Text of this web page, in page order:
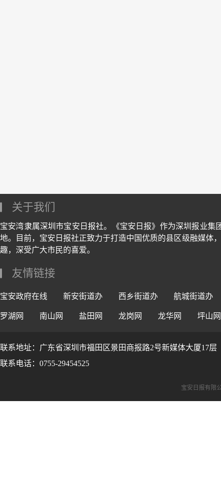
关于我们
宝安湾隶属深圳市宝安日报社。《宝安日报》作为深圳报业
地。目前，宝安日报社正致力于打造中国优质的县区级融媒体
趣，深受广大市民的喜爱。
友情链接
宝安政府在线 新安街道办 西乡街道办 航城街道办
罗湖网 南山网 盐田网 龙岗网 龙华网 坪山网
联系地址：广东省深圳市福田区景田商报路2号新媒体大厦17层
联系电话：0755-29454525
宝安日报有限